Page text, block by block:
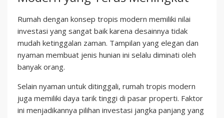
Rumah dengan konsep tropis modern memiliki nilai
investasi yang sangat baik karena desainnya tidak
mudah ketinggalan zaman. Tampilan yang elegan dan
nyaman membuat jenis hunian ini selalu diminati oleh
banyak orang.
Selain nyaman untuk ditinggali, rumah tropis modern
juga memiliki daya tarik tinggi di pasar properti. Faktor
ini menjadikannya pilihan investasi jangka panjang yang